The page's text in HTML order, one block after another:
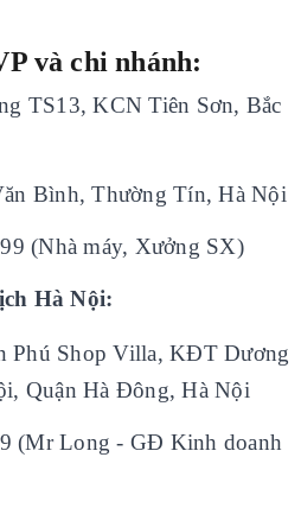
và chi nhánh:
TS13, KCN Tiên Sơn, Bắc
Bình, Thường Tín, Hà Nội
(Nhà máy, Xưởng SX)
Hà Nội:
Phú Shop Villa, KĐT Dương
Quận Hà Đông, Hà Nội
(Mr Long - GĐ Kinh doanh